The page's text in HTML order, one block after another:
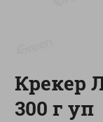
Приложение Green c
доставкой и
Крекер
300 г уп